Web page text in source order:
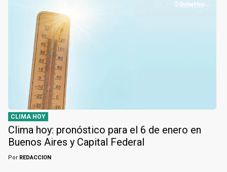
CLIMA HOY
Clima hoy: pronóstico para el 6 de enero en
Buenos Aires y Capital Federal
Por REDACCION